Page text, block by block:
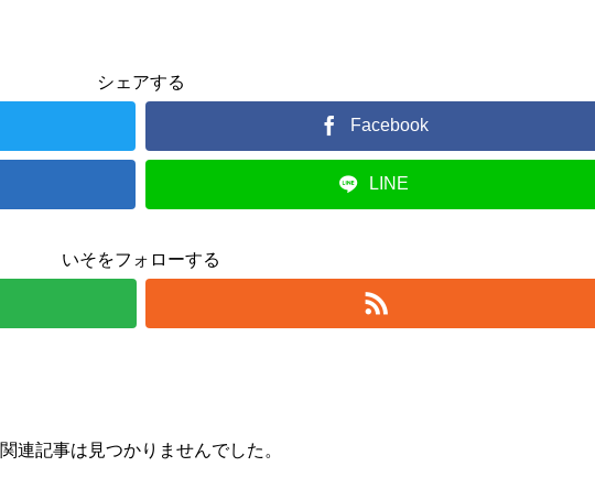
シェアする
Facebook
LINE
いそをフォローする
関連記事は見つかりませんでした。